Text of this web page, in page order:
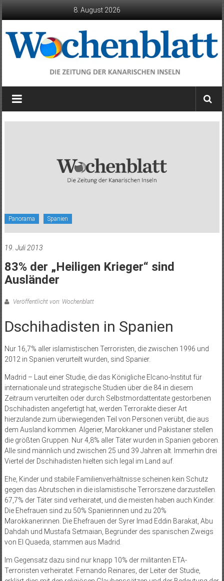
8. August 2026
Wochenblatt
die
Panorama Spanien
19. Juli 2013
83% der „Heiligen Krieger“ sind
Ausländer
Veröffentlicht von: Wochenblatt
Dschihadisten in Spanien
Nur 16,7% aller islamistischen Terroristen, die zwischen 1996 und
2012 in Spanien verurteilt wurden, sind Spanier.
Madrid – Laut einer Studie, die das Königliche Elcano-Institut für
internationale und strategische Studien über die 84 in diesem
Zeitraum verurteilten oder durch Selbstmordattentate gestorbenen
Dschihadisten angefertigt hat, werden Terrorakte dieser Art
hierzulande zum überwiegenden Teil von Personen verübt, die aus
dem Ausland kommen. Algerier, Marokkaner und Pakistaner stellen
die größten Gruppen. Nur 4,8% aller Täter wurden in Spanien geboren.
Alle sind männlich und zwischen 25 und 39 Jahren alt. Immerhin drei
Viertel der Dschihadisten hielten sich legal im Land auf.
Ehe, Kinder und stabile Familienverhältnisse scheinen kein Schutz
gegen das Abrutschen in die islamistische Terrorszene darzustellen.
67,7% der Täter sind verheiratet, und die meisten haben auch Kinder.
Die Ehefrauen sind zu 50% Spanierinnen und zu 20%
Marokkanerinnen. Die Ehefrauen der Syrer Imad Eddin Barakat, Abu
Dahdah und Mustafa Setmaian, Begründer des spanischen Zweigs
von El Quaeda, stammen aus Madrid.
Im Gegensatz dazu sind nur knapp 10% der militanten ETA-
Terroristen verheiratet. Fernando Reinares, der Leiter der Studie,